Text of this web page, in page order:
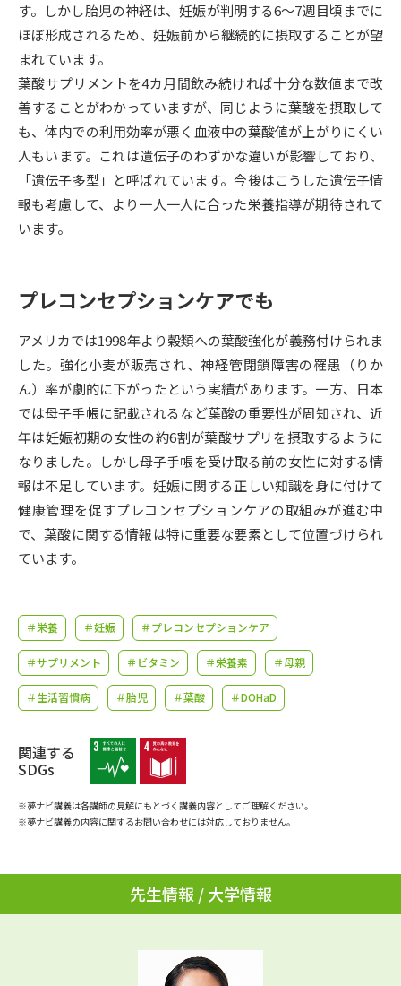
オープンキャンパスなどを調べる
オープンキャンパス検索
来場型・Web型イベント特集 夢ナビライブ
受験準備 資料検索
併願校選び 受験スケジュールを立てよう
先輩が入学を決めた理由 テレメール全国一斉進学調査
新生活お役立ちガイド
学問発見 学問検索
大学で学びたい学問発見
学問の教科書 夢ナビライブ
ユーザーサポート
Ｑ＆Ａ よくあるご質問
資料の料金の
テレメール
テレメール進学カタログ
訂正のご案内
す。しかし胎児の神経は、妊娠が判明する6～7週目頃までに
ほぼ形成されるため、妊娠前から継続的に摂取することが望
まれています。
葉酸サプリメントを4カ月間飲み続ければ十分な数値まで改
善することがわかっていますが、同じように葉酸を摂取して
も、体内での利用効率が悪く血液中の葉酸値が上がりにくい
人もいます。これは遺伝子のわずかな違いが影響しており、
「遺伝子多型」と呼ばれています。今後はこうした遺伝子情
報も考慮して、より一人一人に合った栄養指導が期待されて
います。
プレコンセプションケアでも
アメリカでは1998年より穀類への葉酸強化が義務付けられま
した。強化小麦が販売され、神経管閉鎖障害の罹患（りか
ん）率が劇的に下がったという実績があります。一方、日本
では母子手帳に記載されるなど葉酸の重要性が周知され、近
年は妊娠初期の女性の約6割が葉酸サプリを摂取するように
なりました。しかし母子手帳を受け取る前の女性に対する情
報は不足しています。妊娠に関する正しい知識を身に付けて
健康管理を促すプレコンセプションケアの取組みが進む中
で、葉酸に関する情報は特に重要な要素として位置づけられ
ています。
＃栄養 ＃妊娠 ＃プレコンセプションケア
＃サプリメント ＃ビタミン ＃栄養素 ＃母親
＃生活習慣病 ＃胎児 ＃葉酸 ＃DOHaD
関連する
SDGs
※夢ナビ講義は各講師の見解にもとづく講義内容としてご理解ください。
※夢ナビ講義の内容に関するお問い合わせには対応しておりません。
先生情報 / 大学情報